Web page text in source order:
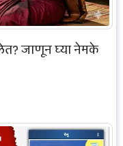
जाणून घ्या नेमके